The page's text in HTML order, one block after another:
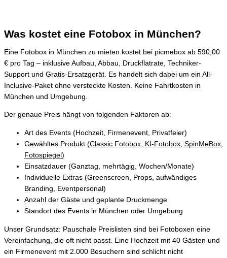
Was kostet eine Fotobox in München?
Eine Fotobox in München zu mieten kostet bei picmebox ab 590,00
€ pro Tag – inklusive Aufbau, Abbau, Druckflatrate, Techniker-
Support und Gratis-Ersatzgerät. Es handelt sich dabei um ein All-
Inclusive-Paket ohne versteckte Kosten. Keine Fahrtkosten in
München und Umgebung.
Der genaue Preis hängt von folgenden Faktoren ab:
Art des Events (Hochzeit, Firmenevent, Privatfeier)
Gewähltes Produkt (Classic Fotobox KI-Fotobox SpinMeBox
Fotospiegel )
Einsatzdauer (Ganztag, mehrtägig, Wochen/Monate)
Individuelle Extras (Greenscreen, Props, aufwändiges
Branding, Eventpersonal)
Anzahl der Gäste und geplante Druckmenge
Standort des Events in München oder Umgebung
Unser Grundsatz: Pauschale Preislisten sind bei Fotoboxen eine
Vereinfachung, die oft nicht passt. Eine Hochzeit mit 40 Gästen und
ein Firmenevent mit 2.000 Besuchern sind schlicht nicht